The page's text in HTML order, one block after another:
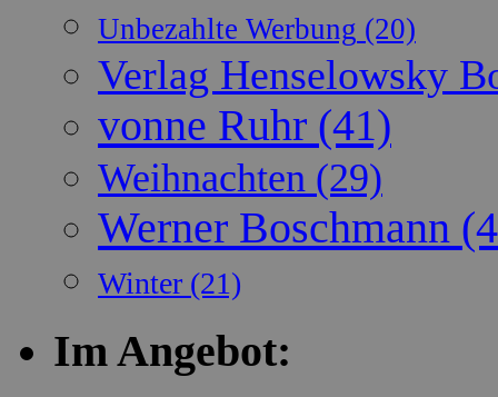
Unbezahlte Werbung (20)
Verlag Henselowsky
vonne Ruhr (41)
Weihnachten (29)
Werner Boschmann
Winter (21)
Im Angebot: